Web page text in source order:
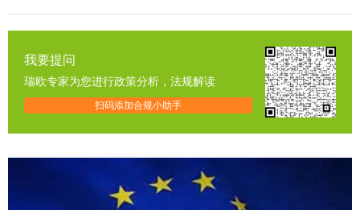
我要提问
瑞欧专家为您进行政策分析，法规解读
扫码添加合规小助手